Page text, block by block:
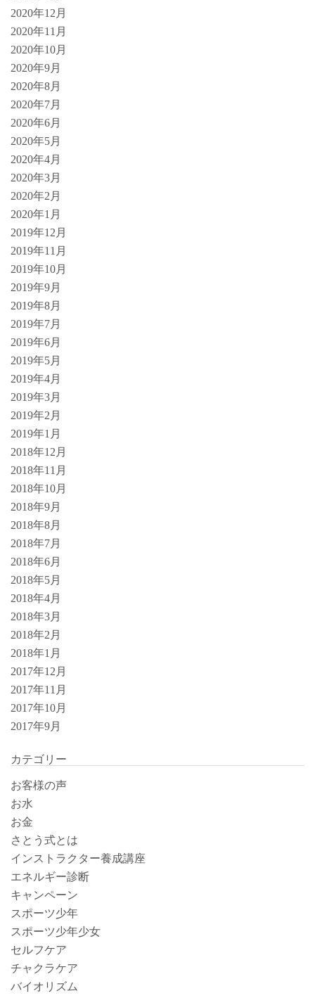
2020年12月
2020年11月
2020年10月
2020年9月
2020年8月
2020年7月
2020年6月
2020年5月
2020年4月
2020年3月
2020年2月
2020年1月
2019年12月
2019年11月
2019年10月
2019年9月
2019年8月
2019年7月
2019年6月
2019年5月
2019年4月
2019年3月
2019年2月
2019年1月
2018年12月
2018年11月
2018年10月
2018年9月
2018年8月
2018年7月
2018年6月
2018年5月
2018年4月
2018年3月
2018年2月
2018年1月
2017年12月
2017年11月
2017年10月
2017年9月
カテゴリー
お客様の声
お水
お金
さとう式とは
インストラクター養成講座
エネルギー診断
キャンペーン
スポーツ少年
スポーツ少年少女
セルフケア
チャクラケア
バイオリズム